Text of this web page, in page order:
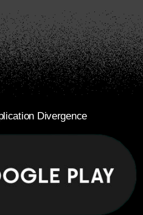
Divergence